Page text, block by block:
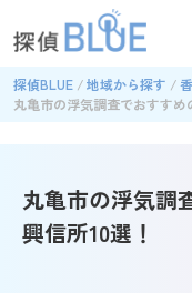
探偵BLUE 地域から探す
丸亀市の浮気調査でおすすめ
丸亀市の浮気調
興信所10選！